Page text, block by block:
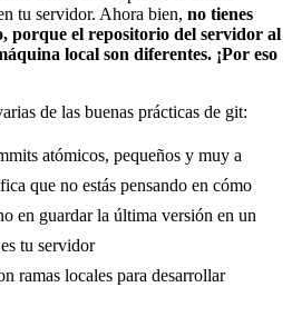
tu servidor. Ahora bien, no tienes
porque el repositorio del servidor al
local son diferentes. ¡Por eso
de las buenas prácticas de git:
atómicos, pequeños y muy a
que no estás pensando en cómo
en guardar la última versión en un
tu servidor
ramas locales para desarrollar